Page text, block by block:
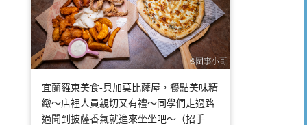
宜蘭羅東美食-貝加莫比薩屋，餐點美味精
緻～店裡人員親切又有禮～同學們走過路
過聞到披薩香氣就進來坐坐吧～（招手